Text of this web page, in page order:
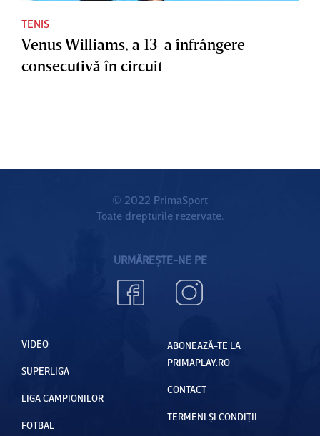
TENIS
Venus Williams, a 13-a înfrângere
consecutivă în circuit
© 2022 PrimaSport
Toate drepturile rezervate.
URMĂREȘTE-NE PE
VIDEO
SUPERLIGA
LIGA CAMPIONILOR
FOTBAL
ABONEAZĂ-TE LA
PRIMAPLAY.RO
CONTACT
TERMENI ȘI CONDIȚII